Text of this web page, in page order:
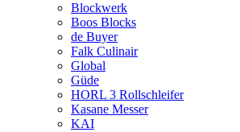
Blockwerk
Boos Blocks
de Buyer
Falk Culinair
Global
Güde
HORL 3 Rollschleifer
Kasane Messer
KAI